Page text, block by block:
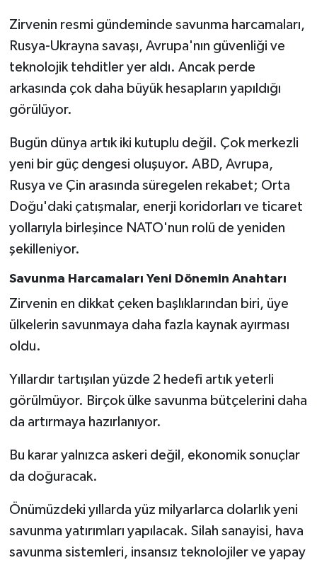
Zirvenin resmi gündeminde savunma harcamaları,
Rusya-Ukrayna savaşı, Avrupa'nın güvenliği ve
teknolojik tehditler yer aldı. Ancak perde
arkasında çok daha büyük hesapların yapıldığı
görülüyor.
Bugün dünya artık iki kutuplu değil. Çok merkezli
yeni bir güç dengesi oluşuyor. ABD, Avrupa,
Rusya ve Çin arasında süregelen rekabet; Orta
Doğu'daki çatışmalar, enerji koridorları ve ticaret
yollarıyla birleşince NATO'nun rolü de yeniden
şekilleniyor.
Savunma Harcamaları Yeni Dönemin Anahtarı
Zirvenin en dikkat çeken başlıklarından biri, üye
ülkelerin savunmaya daha fazla kaynak ayırması
oldu.
Yıllardır tartışılan yüzde 2 hedefi artık yeterli
görülmüyor. Birçok ülke savunma bütçelerini daha
da artırmaya hazırlanıyor.
Bu karar yalnızca askeri değil, ekonomik sonuçlar
da doğuracak.
Önümüzdeki yıllarda yüz milyarlarca dolarlık yeni
savunma yatırımları yapılacak. Silah sanayisi, hava
savunma sistemleri, insansız teknolojiler ve yapay